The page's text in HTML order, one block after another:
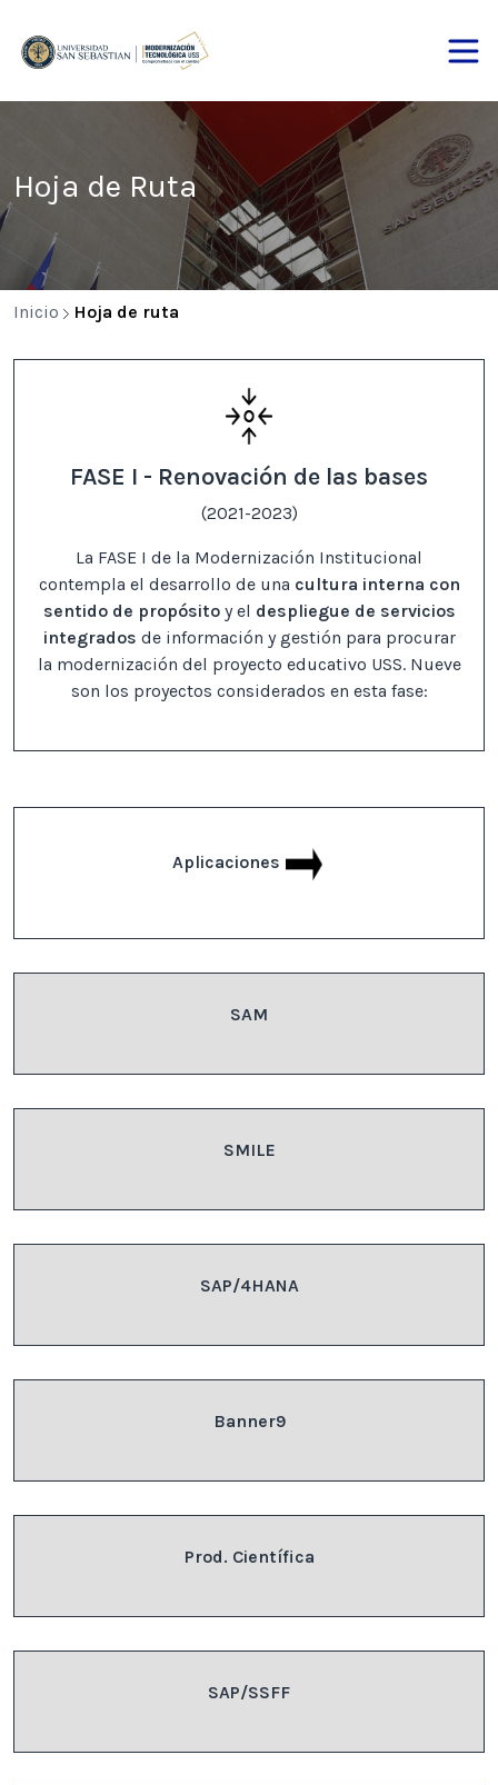
Hoja de Ruta
Inicio Hoja de ruta
FASE I - Renovación de las bases
(2021-2023)
La FASE I de la Modernización Institucional
contempla el desarrollo de una cultura interna con
sentido de propósitoy el despliegue de servicios
integrados de información y gestión para procurar
la modernización del proyecto educativo USS. Nueve
son los proyectos considerados en esta fase:
Aplicaciones
SAM
SMILE
SAP/4HANA
Banner9
Prod. Científica
SAP/SSFF